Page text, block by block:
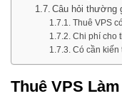
Câu hỏi thường
Thuê VPS
Chi phí cho
Có cần kiến
Thuê VPS